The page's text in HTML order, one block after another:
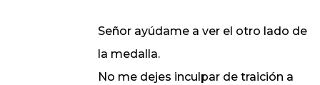
Señor ayúdame a ver el otro lado de
la medalla.
No me dejes inculpar de traición a